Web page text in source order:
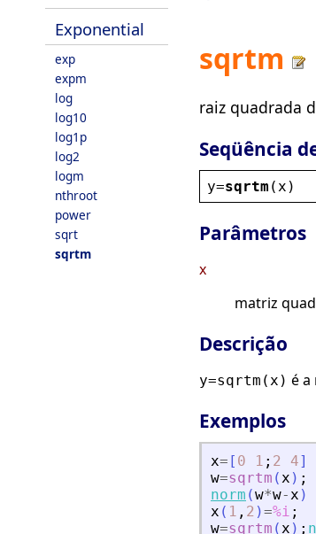
Exponential
exp
expm
log
log10
log1p
log2
logm
nthroot
power
sqrt
sqrtm
sqrtm
raiz quadrada
Seqüência
y=sqrtm ( x )
Parâmetros
x
matriz
Descrição
y=sqrtm(x) é a
Exemplos
x= [ 0 1 ; 2 4]
w=sqrtm (x ) ;
norm (w*w-x )
x ( 1 , 2 )=%i ;
w=sqrtm (x ) ;